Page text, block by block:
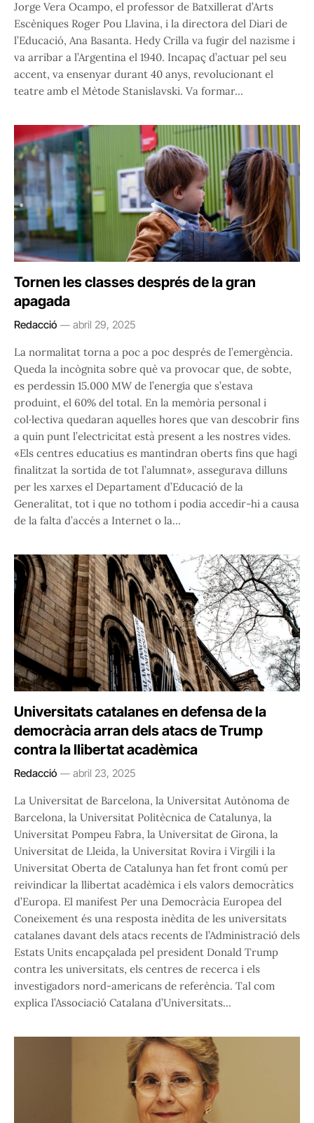
Jorge Vera Ocampo, el professor de Batxillerat d’Arts
Escèniques Roger Pou Llavina, i la directora del Diari de
l’Educació, Ana Basanta. Hedy Crilla va fugir del nazisme i
va arribar a l’Argentina el 1940. Incapaç d’actuar pel seu
accent, va ensenyar durant 40 anys, revolucionant el
teatre amb el Mètode Stanislavski. Va formar…
Tornen les classes després de la gran
apagada
Redacció abril 29, 2025
La normalitat torna a poc a poc després de l’emergència.
Queda la incògnita sobre què va provocar que, de sobte,
es perdessin 15.000 MW de l’energia que s’estava
produint, el 60% del total. En la memòria personal i
col·lectiva quedaran aquelles hores que van descobrir fins
a quin punt l’electricitat està present a les nostres vides.
«Els centres educatius es mantindran oberts fins que hagi
finalitzat la sortida de tot l’alumnat», assegurava dilluns
per les xarxes el Departament d’Educació de la
Generalitat, tot i que no tothom i podia accedir-hi a causa
de la falta d’accés a Internet o la…
Universitats catalanes en defensa de la
democràcia arran dels atacs de Trump
contra la llibertat acadèmica
Redacció abril 23, 2025
La Universitat de Barcelona, la Universitat Autònoma de
Barcelona, la Universitat Politècnica de Catalunya, la
Universitat Pompeu Fabra, la Universitat de Girona, la
Universitat de Lleida, la Universitat Rovira i Virgili i la
Universitat Oberta de Catalunya han fet front comú per
reivindicar la llibertat acadèmica i els valors democràtics
d’Europa. El manifest Per una Democràcia Europea del
Coneixement és una resposta inèdita de les universitats
catalanes davant dels atacs recents de l’Administració dels
Estats Units encapçalada pel president Donald Trump
contra les universitats, els centres de recerca i els
investigadors nord-americans de referència. Tal com
explica l’Associació Catalana d’Universitats…